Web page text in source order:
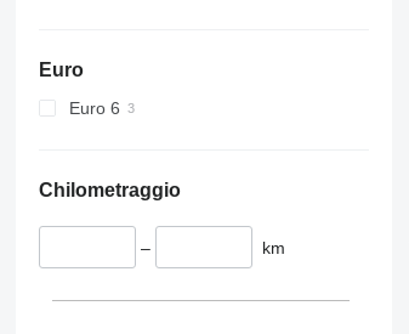
Euro
Euro 6
Chilometraggio
– km